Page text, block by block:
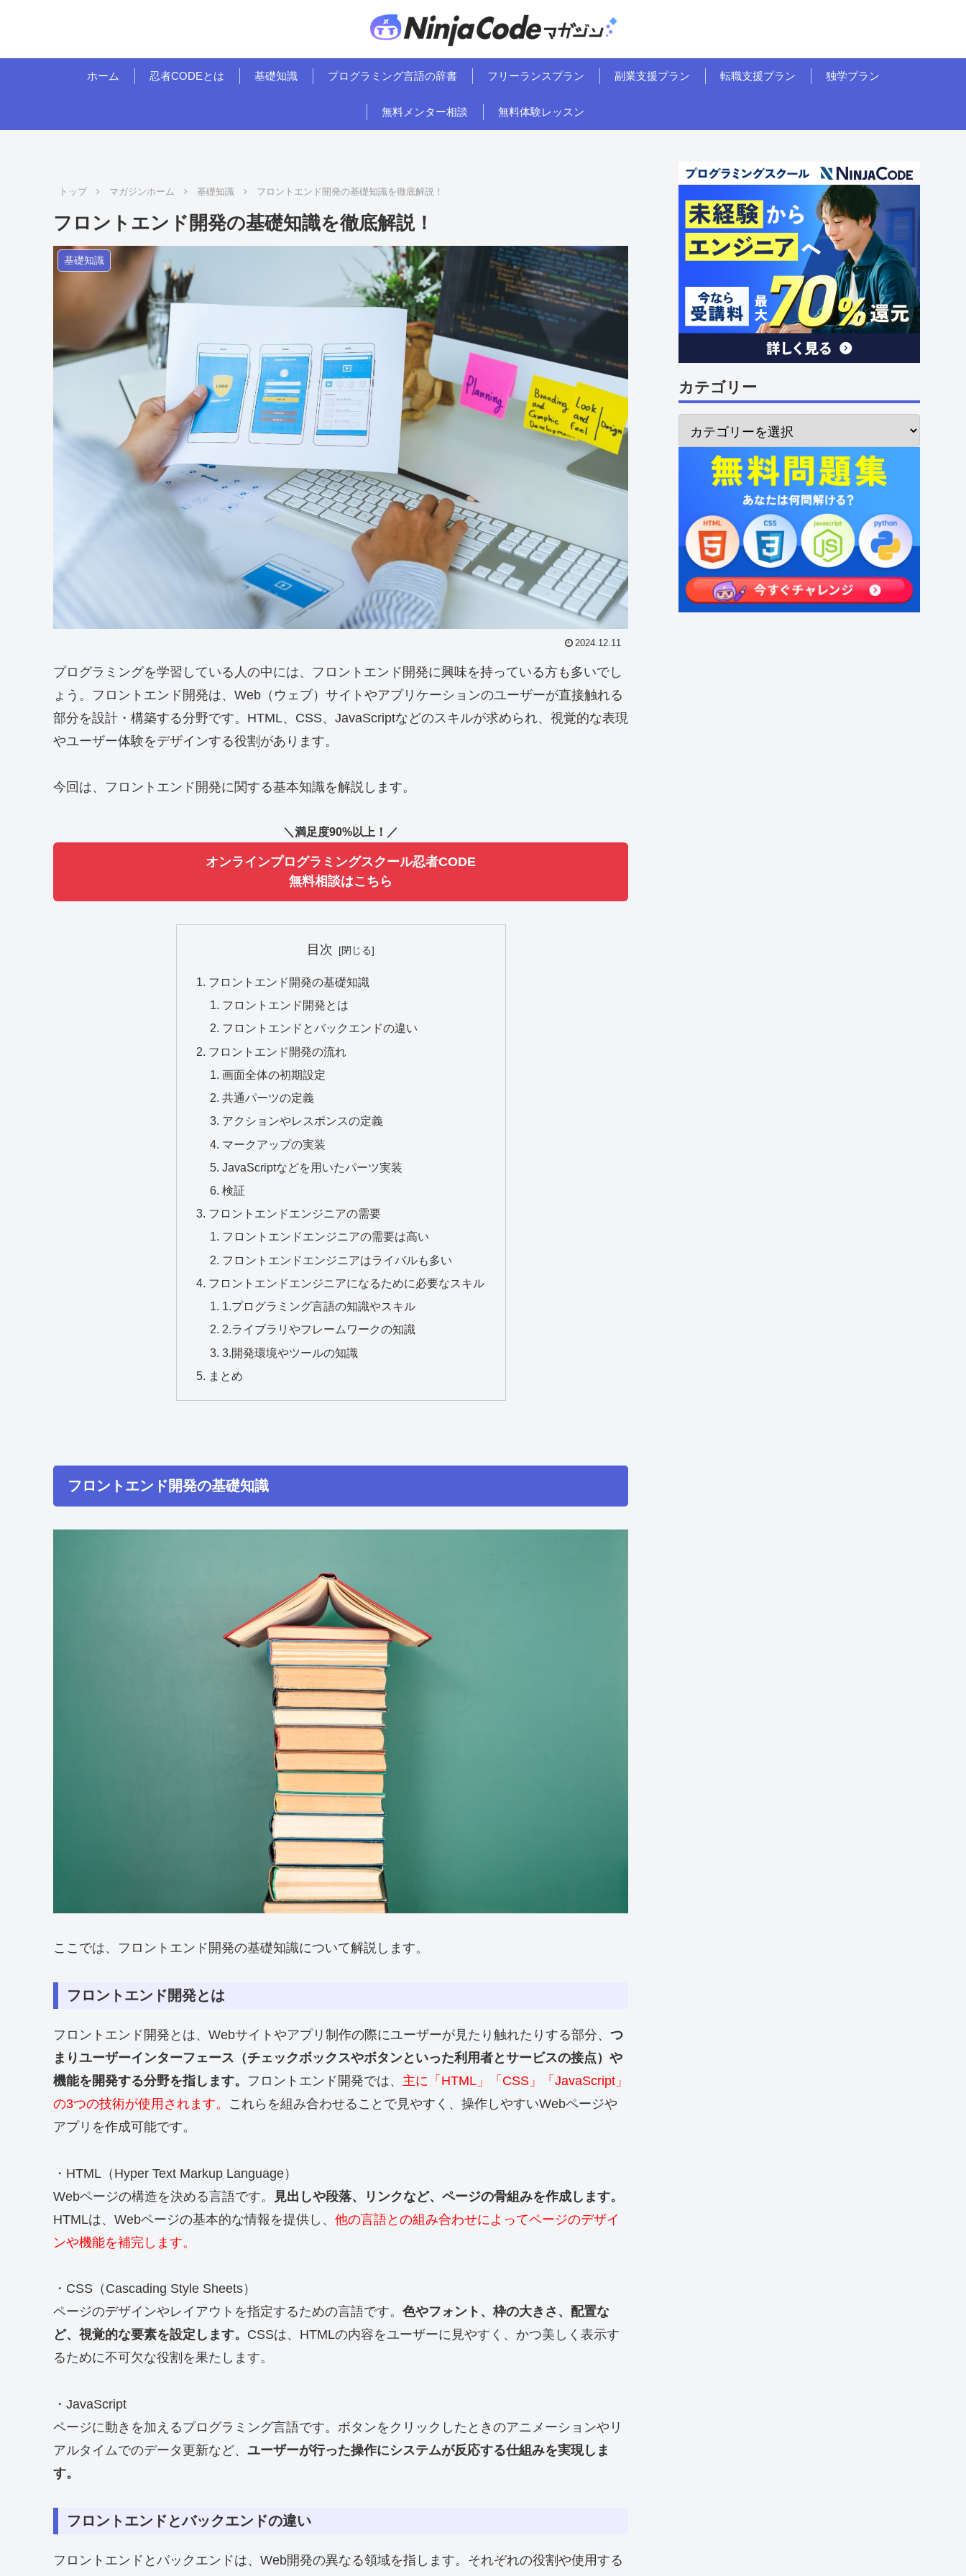
ホーム 忍者CODEとは 基礎知識 プログラミング言語の辞書 フリーランスプラン 副業支援プラン 転職支援プラン 独学プラン
無料メンター相談 無料体験レッスン
トップ マガジンホーム 基礎知識 フロントエンド開発の基礎知識を徹底解説！
フロントエンド開発の基礎知識を徹底解説！
基礎知識
2024.12.11
プログラミングを学習している人の中には、フロントエンド開発に興味を持っている方も多いでし
ょう。フロントエンド開発は、Web（ウェブ）サイトやアプリケーションのユーザーが直接触れる
部分を設計・構築する分野です。HTML、CSS、JavaScriptなどのスキルが求められ、視覚的な表現
やユーザー体験をデザインする役割があります。
今回は、フロントエンド開発に関する基本知識を解説します。
＼満足度90%以上！／
オンラインプログラミングスクール忍者CODE
無料相談はこちら
目次
フロントエンド開発の基礎知識
フロントエンド開発とは
フロントエンドとバックエンドの違い
フロントエンド開発の流れ
画面全体の初期設定
共通パーツの定義
アクションやレスポンスの定義
マークアップの実装
JavaScriptなどを用いたパーツ実装
検証
フロントエンドエンジニアの需要
フロントエンドエンジニアの需要は高い
フロントエンドエンジニアはライバルも多い
フロントエンドエンジニアになるために必要なスキル
1.プログラミング言語の知識やスキル
2.ライブラリやフレームワークの知識
3.開発環境やツールの知識
まとめ
フロントエンド開発の基礎知識
ここでは、フロントエンド開発の基礎知識について解説します。
フロントエンド開発とは
フロントエンド開発とは、Webサイトやアプリ制作の際にユーザーが見たり触れたりする部分、 つ
まりユーザーインターフェース（チェックボックスやボタンといった利用者とサービスの接点）や
機能を開発する分野を指します。 フロントエンド開発では、 主に「HTML」「CSS」「JavaScript」
の3つの技術が使用されます。 これらを組み合わせることで見やすく、操作しやすいWebページや
アプリを作成可能です。
・HTML（Hyper Text Markup Language）
Webページの構造を決める言語です。
見出しや段落、リンクなど、ページの骨組みを作成します。
HTMLは、Webページの基本的な情報を提供し、 他の言語との組み合わせによってページのデザイ
ンや機能を補完します。
・CSS（Cascading Style Sheets）
ページのデザインやレイアウトを指定するための言語です。 色やフォント、枠の大きさ、配置な
ど、視覚的な要素を設定します。 CSSは、HTMLの内容をユーザーに見やすく、かつ美しく表示す
るために不可欠な役割を果たします。
・JavaScript
ページに動きを加えるプログラミング言語です。ボタンをクリックしたときのアニメーションやリ
アルタイムでのデータ更新など、 ユーザーが行った操作にシステムが反応する仕組みを実現しま
す。
フロントエンドとバックエンドの違い
フロントエンドとバックエンドは、Web開発の異なる領域を指します。それぞれの役割や使用する
カテゴリー